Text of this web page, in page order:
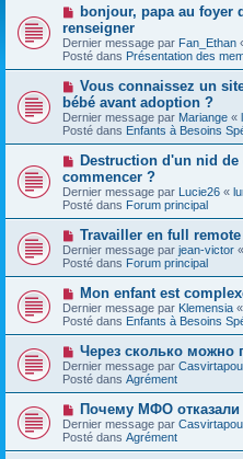
N
u
v
e
a
u
m
e
s
a
g
e
bonjour, papa au foyer
renseigner
Dernier message par Fan_Ethan
Posté dans Présentation des
N
o
u
v
e
a
m
e
s
a
e
Vous connaissez un
bébé avant adoption ?
Dernier message par Mariange «
Posté dans Enfants à Besoins
N
u
v
e
a
m
e
s
s
a
g
e
Destruction d'un nid
commencer ?
Dernier message par Lucie26 «
Posté dans Forum principal
N
o
u
v
e
a
u
m
e
s
s
a
g
e
Travailler en full remote
Dernier message par jean-victor «
Posté dans Forum principal
N
o
u
v
e
a
u
m
e
s
a
g
Mon enfant est
Dernier message par Klemensia «
Posté dans Enfants à Besoins
N
o
u
v
e
a
u
m
e
Через сколько можно
Dernier message par
Posté dans Agrément
N
o
u
v
Почему МФО отказали
Dernier message par
Posté dans Agrément